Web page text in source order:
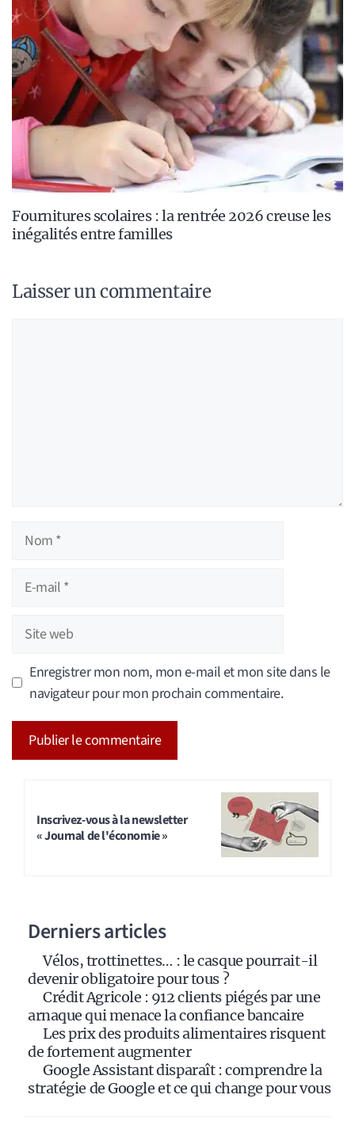
Fournitures scolaires : la rentrée 2026 creuse les
inégalités entre familles
Laisser un commentaire
Nom
Site
web
Enregistrer mon nom, mon e-mail et mon site dans le
navigateur pour mon prochain commentaire.
Inscrivez-vous à la newsletter
« Journal de l'économie »
Derniers articles
Vélos, trottinettes… : le casque pourrait-il
devenir obligatoire pour tous ?
Crédit Agricole : 912 clients piégés par une
arnaque qui menace la confiance bancaire
Les prix des produits alimentaires risquent
de fortement augmenter
Google Assistant disparaît : comprendre la
stratégie de Google et ce qui change pour vous